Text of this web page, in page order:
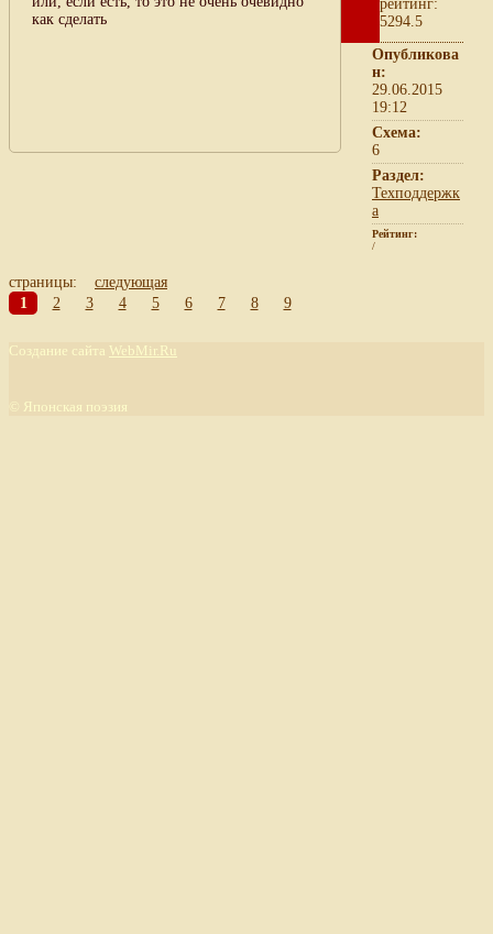
как сделать
рейтинг:
5294.5
Опубликова
н:
29.06.2015
19:12
Схема:
6
Раздел:
Техподдержк
а
Рейтинг:
/
страницы: следующая
1
2 3 4 5 6 7 8 9
Создание сайта WebMir.Ru
Японская поэзия